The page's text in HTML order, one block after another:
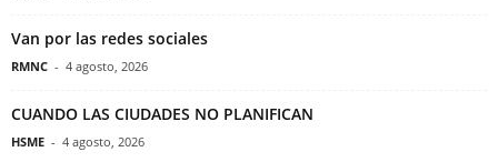
Van por las redes sociales
RMNC - 4 agosto, 2026
CUANDO LAS CIUDADES NO PLANIFICAN
HSME - 4 agosto, 2026